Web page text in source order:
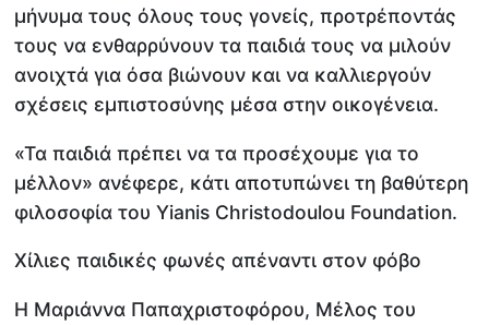
μήνυμα τους όλους τους γονείς, προτρέποντάς
τους να ενθαρρύνουν τα παιδιά τους να μιλούν
ανοιχτά για όσα βιώνουν και να καλλιεργούν
σχέσεις εμπιστοσύνης μέσα στην οικογένεια.
«Τα παιδιά πρέπει να τα προσέχουμε για το
μέλλον» ανέφερε, κάτι αποτυπώνει τη βαθύτερη
φιλοσοφία του Yianis Christodoulou Foundation.
Χίλιες παιδικές φωνές απέναντι στον φόβο
Η Μαριάννα Παπαχριστοφόρου, Μέλος του